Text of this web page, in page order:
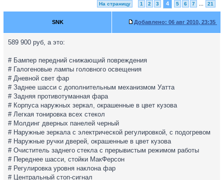
На страницу 1 2 3 4 5 6 7 21
SNK Добавлено: 06 авг 2010, 23:35
589 900 руб, а это:
# Бампер передний снижающий повреждения
# Галогеновые лампы головного освещения
# Дневной свет фар
# Заднее шасси с дополнительным механизмом Уатта
# Задняя противотуманная фара
# Корпуса наружных зеркал, окрашенные в цвет кузова
# Легкая тонировка всех стекол
# Молдинг дверных панелей черный
# Наружные зеркала с электрической регулировкой, с подогревом
# Наружные ручки дверей, окрашенные в цвет кузова
# Очиститель заднего стекла с прерывистым режимом работы
# Переднее шасси, стойки МакФерсон
# Регулировка уровня наклона фар
# Центральный стоп-сигнал